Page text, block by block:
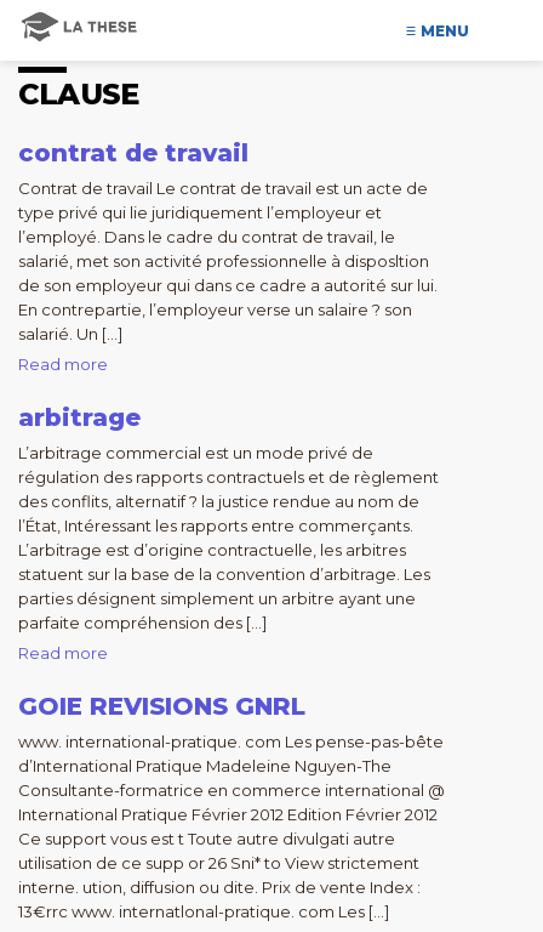
MENU
CLAUSE
contrat de travail
Contrat de travail Le contrat de travail est un acte de
type privé qui lie juridiquement l’employeur et
l’employé. Dans le cadre du contrat de travail, le
salarié, met son activité professionnelle à disposltion
de son employeur qui dans ce cadre a autorité sur lui.
En contrepartie, l’employeur verse un salaire ? son
salarié. Un […]
Read more
arbitrage
L’arbitrage commercial est un mode privé de
régulation des rapports contractuels et de règlement
des conflits, alternatif ? la justice rendue au nom de
l’État, Intéressant les rapports entre commerçants.
L’arbitrage est d’origine contractuelle, les arbitres
statuent sur la base de la convention d’arbitrage. Les
parties désignent simplement un arbitre ayant une
parfaite compréhension des […]
Read more
GOIE REVISIONS GNRL
www. international-pratique. com Les pense-pas-bête
d’International Pratique Madeleine Nguyen-The
Consultante-formatrice en commerce international @
International Pratique Février 2012 Edition Février 2012
Ce support vous est t Toute autre divulgati autre
utilisation de ce supp or 26 Sni* to View strictement
interne. ution, diffusion ou dite. Prix de vente Index :
13€rrc www. internatlonal-pratique. com Les […]